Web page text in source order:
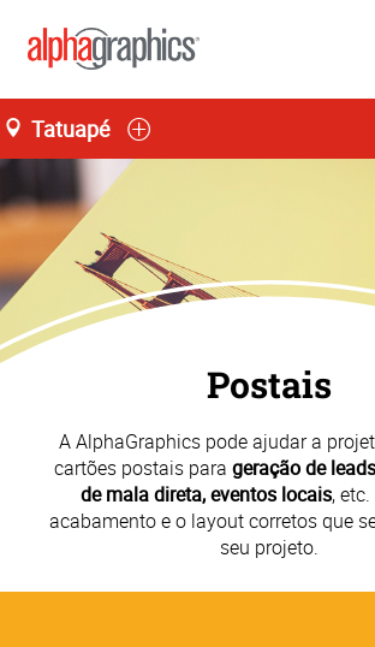
Tatuapé
Postais
A AlphaGraphics pode ajudar a
cartões postais para geração de
de mala direta, eventos locais,
acabamento e o layout corretos que
seu projeto.